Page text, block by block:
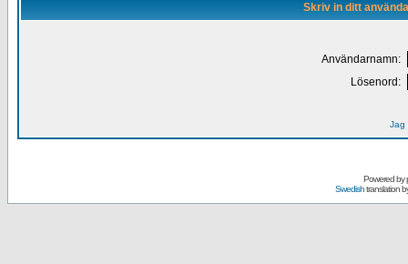
Skriv in ditt
Användarnamn:
Lösenord:
Jag
Powered by
Swedishtranslation